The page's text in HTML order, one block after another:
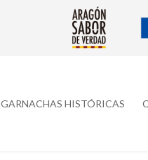
GARNACHAS HISTÓRICAS